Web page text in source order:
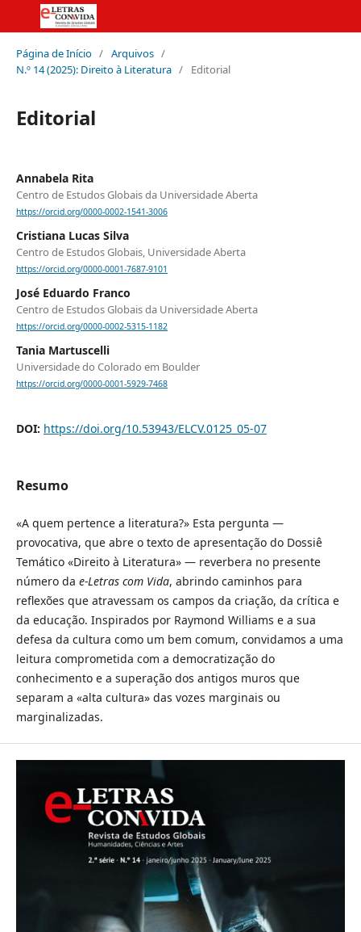
Página de Início / Arquivos /
N.º 14 (2025): Direito à Literatura / Editorial
Editorial
Annabela Rita
Centro de Estudos Globais da Universidade Aberta
https://orcid.org/0000-0002-1541-3006
Cristiana Lucas Silva
Centro de Estudos Globais, Universidade Aberta
https://orcid.org/0000-0001-7687-9101
José Eduardo Franco
Centro de Estudos Globais da Universidade Aberta
https://orcid.org/0000-0002-5315-1182
Tania Martuscelli
Universidade do Colorado em Boulder
https://orcid.org/0000-0001-5929-7468
DOI: https://doi.org/10.53943/ELCV.0125_05-07
Resumo
«A quem pertence a literatura?» Esta pergunta —
provocativa, que abre o texto de apresentação do Dossiê
Temático «Direito à Literatura» — reverbera no presente
número da e-Letras com Vida, abrindo caminhos para
reflexões que atravessam os campos da criação, da crítica e
da educação. Inspirados por Raymond Williams e a sua
defesa da cultura como um bem comum, convidamos a uma
leitura comprometida com a democratização do
conhecimento e a superação dos antigos muros que
separam a «alta cultura» das vozes marginais ou
marginalizadas.